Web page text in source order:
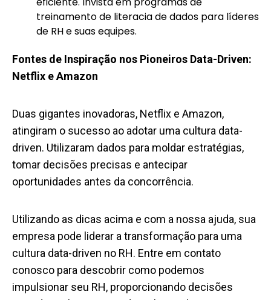
treinamento de literacia de dados para líderes
de RH e suas equipes.
Fontes de Inspiração nos Pioneiros Data-Driven:
Netflix e Amazon
Duas gigantes inovadoras, Netflix e Amazon,
atingiram o sucesso ao adotar uma cultura data-
driven. Utilizaram dados para moldar estratégias,
tomar decisões precisas e antecipar
oportunidades antes da concorrência.
Utilizando as dicas acima e com a nossa ajuda, sua
empresa pode liderar a transformação para uma
cultura data-driven no RH. Entre em contato
conosco para descobrir como podemos
impulsionar seu RH, proporcionando decisões